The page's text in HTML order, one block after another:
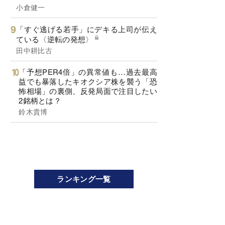
小倉健一
「すぐ逃げる若手」にデキる上司が伝え
ている〈逆転の発想〉
田中耕比古
「予想PER4倍」の異常値も…過去最高
益でも暴落したキオクシア株を襲う「恐
怖相場」の裏側、反発局面で注目したい
2銘柄とは？
鈴木貴博
ランキング一覧